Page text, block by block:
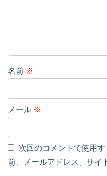
名前 ※
メール ※
次回のコメントで使用
前、メールアドレス、サイ